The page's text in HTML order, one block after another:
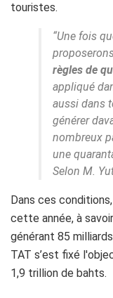
touristes.
“Une fois
règles de
appliqué
aussi dans
générer
nombreux
une
Selon M.
Dans ces
cette année, à
générant 85
TAT s’est fixé
1,9 trillion de bahts.